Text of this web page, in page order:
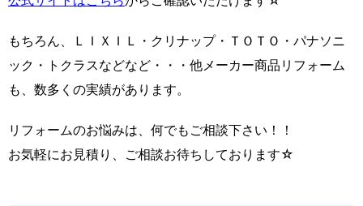
もちろん、ＬＩＸＩＬ・クリナップ・ＴＯＴＯ・パナソニ
ック・トクラスなどなど・・・他メーカー商品リフォーム
も、数多くの実績があります。
リフォームのお悩みは、何でもご相談下さい！！
お気軽にお見積り、ご相談お待ちしております☆